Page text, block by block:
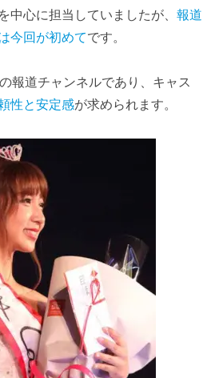
中心に担当していましたが、 報道
今回が初めてです。
報道チャンネルであり、キャス
性と安定感が求められます。